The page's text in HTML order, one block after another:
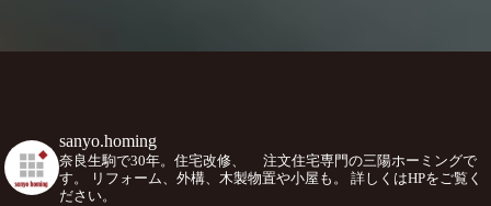
sanyo.homing
奈良生駒で30年。住宅改修、
注文住宅専門の三陽ホーミングで
す。
リフォーム、外構、木製物置や小屋も。
詳しくはHPをご覧く
ださい。